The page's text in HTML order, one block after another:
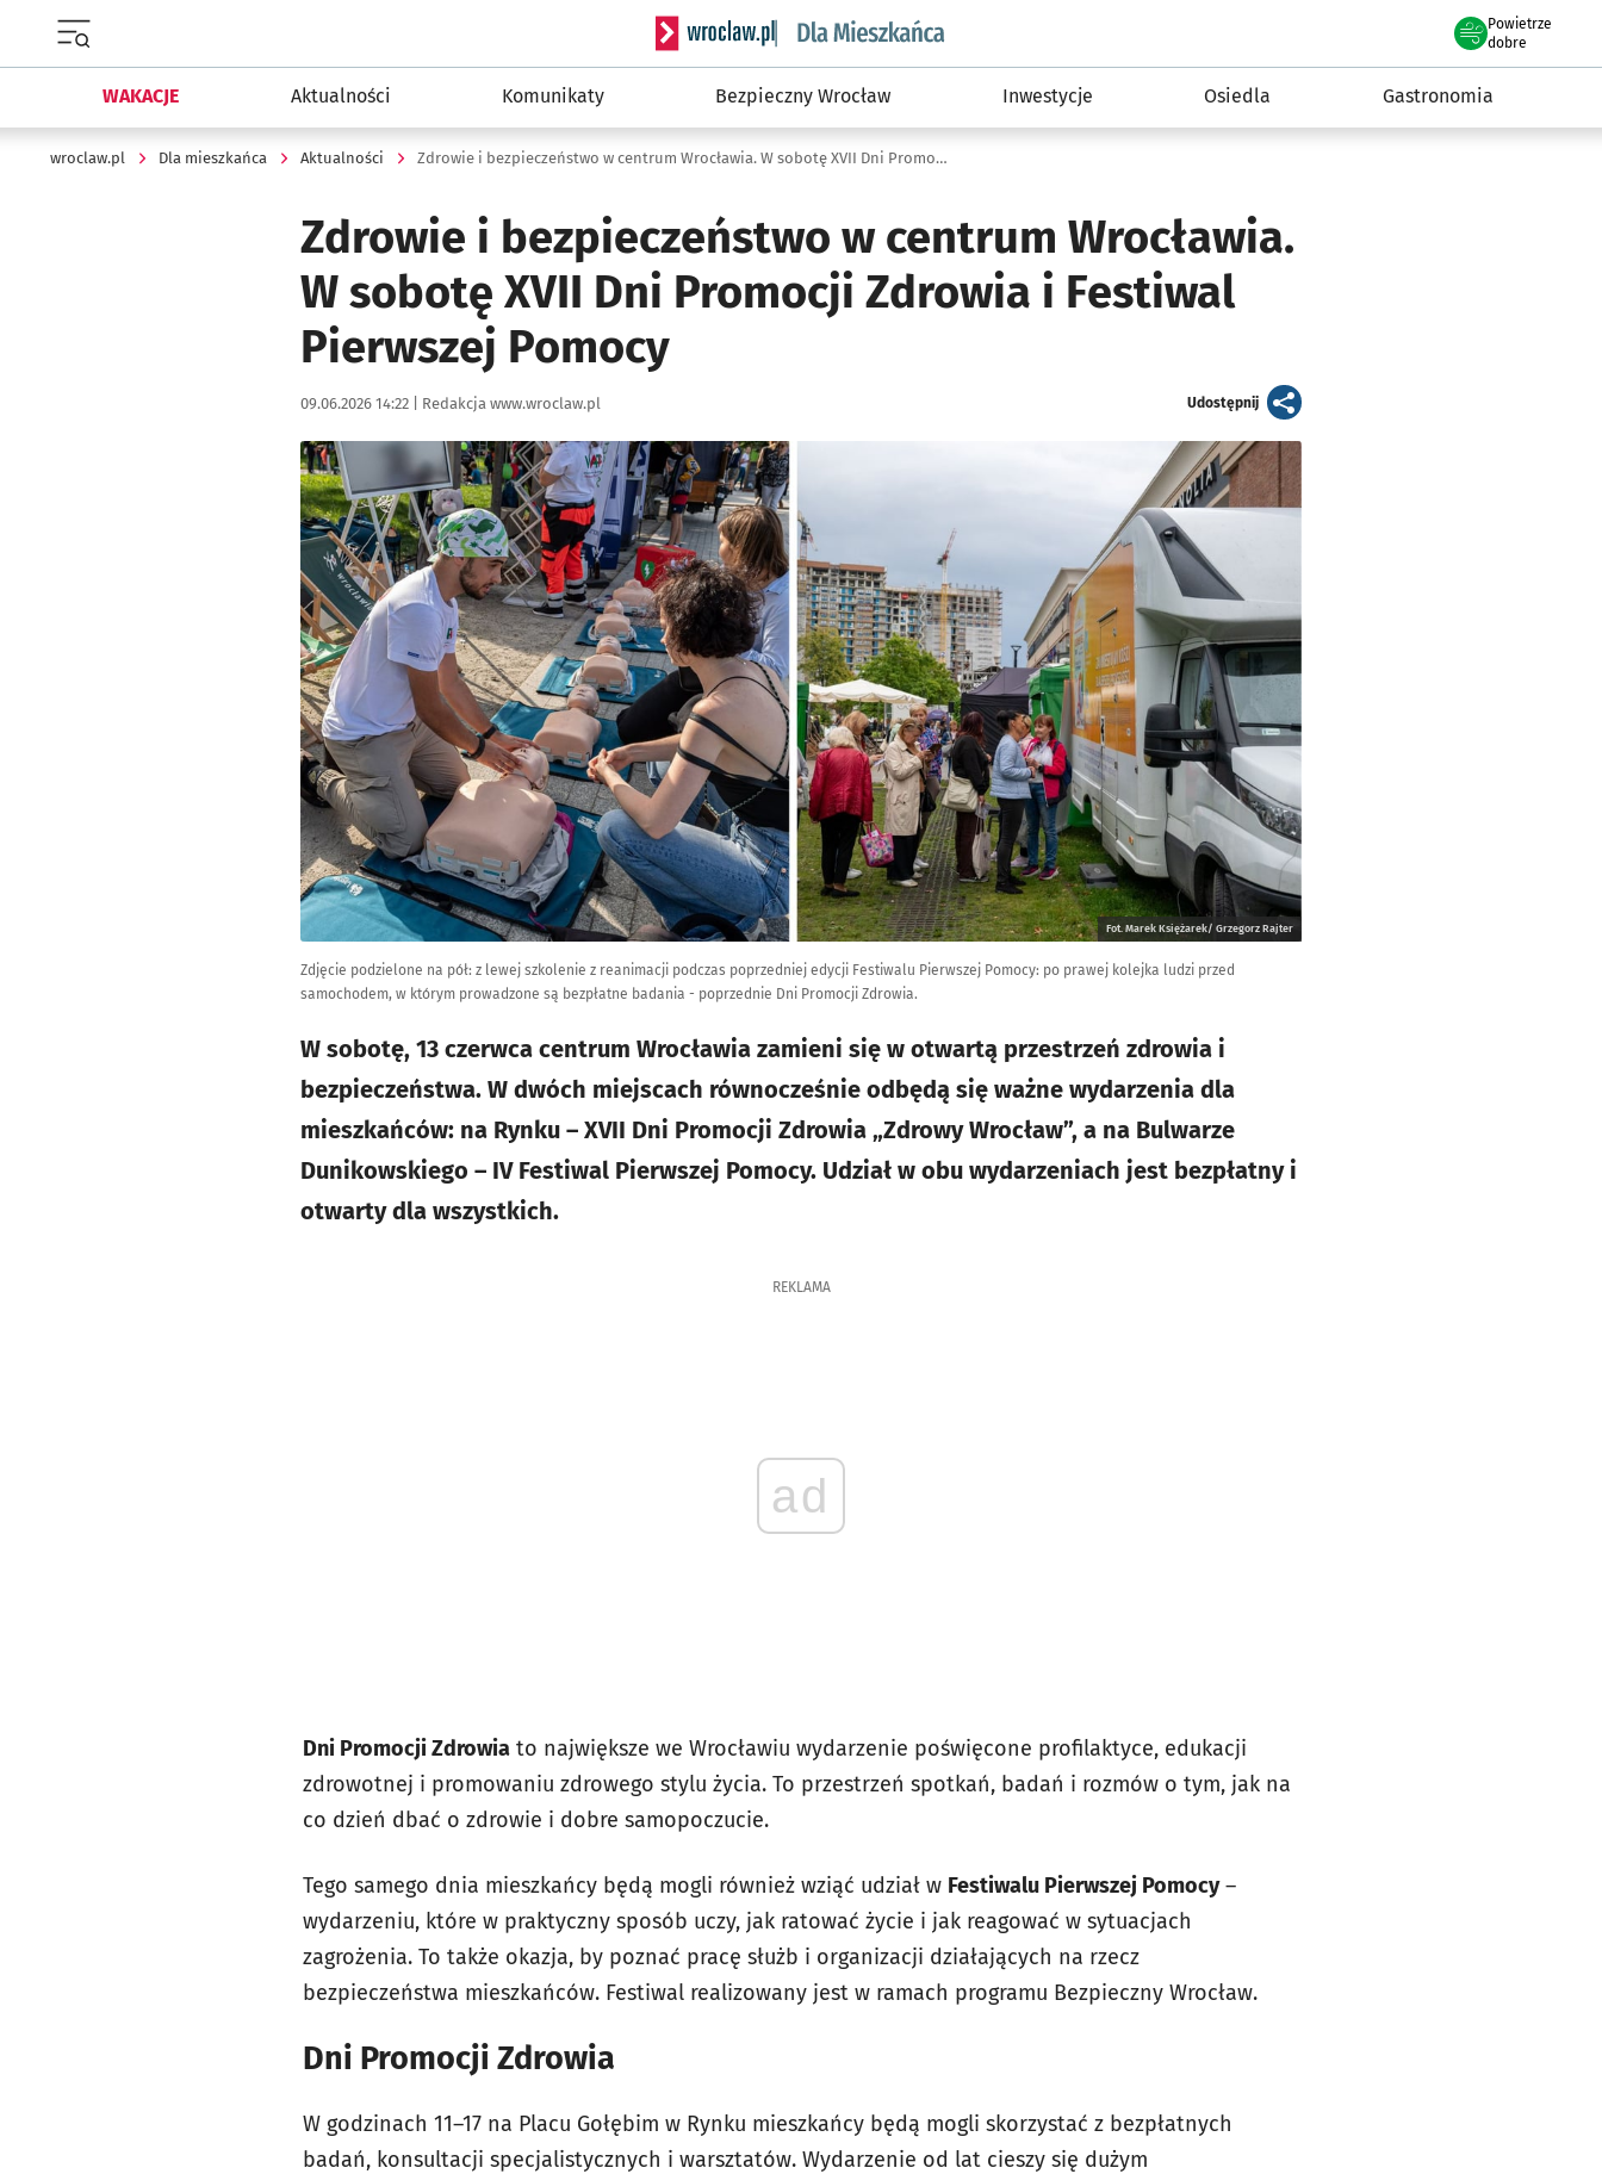
Serwis informacyjny wroclaw.pl podserwis: Dla mieszkańca
Powietrze
we Wrocławiu
dobre
WAKACJE Aktualności Komunikaty Bezpieczny Wrocław Inwestycje Osiedla Gastronomia
wroclaw.pl Dla mieszkańca Aktualności Zdrowie i bezpieczeństwo w centrum Wrocławia. W sobotę XVII Dni Promocji Zdrowia i Festiwal Pierwszej Pomocy
Zdrowie i bezpieczeństwo w centrum Wrocławia.
W sobotę XVII Dni Promocji Zdrowia i Festiwal
Pierwszej Pomocy
Data publikacji:
09.06.2026 14:22 | Autor:
Redakcja www.wroclaw.pl Udostępnijartykuł
Kliknij, aby powiększyć
Fot. Marek Księżarek/ Grzegorz Rajter
Zdjęcie podzielone na pół: z lewej szkolenie z reanimacji podczas poprzedniej edycji Festiwalu Pierwszej Pomocy: po prawej kolejka ludzi przed
samochodem, w którym prowadzone są bezpłatne badania - poprzednie Dni Promocji Zdrowia.
W sobotę, 13 czerwca centrum Wrocławia zamieni się w otwartą przestrzeń zdrowia i
bezpieczeństwa. W dwóch miejscach równocześnie odbędą się ważne wydarzenia dla
mieszkańców: na Rynku – XVII Dni Promocji Zdrowia „Zdrowy Wrocław”, a na Bulwarze
Dunikowskiego – IV Festiwal Pierwszej Pomocy. Udział w obu wydarzeniach jest bezpłatny i
otwarty dla wszystkich.
REKLAMA
ad
Dni Promocji Zdrowia to największe we Wrocławiu wydarzenie poświęcone profilaktyce, edukacji
zdrowotnej i promowaniu zdrowego stylu życia. To przestrzeń spotkań, badań i rozmów o tym, jak na
co dzień dbać o zdrowie i dobre samopoczucie.
Tego samego dnia mieszkańcy będą mogli również wziąć udział w Festiwalu Pierwszej Pomocy–
wydarzeniu, które w praktyczny sposób uczy, jak ratować życie i jak reagować w sytuacjach
zagrożenia. To także okazja, by poznać pracę służb i organizacji działających na rzecz
bezpieczeństwa mieszkańców. Festiwal realizowany jest w ramach programu Bezpieczny Wrocław.
Dni Promocji Zdrowia
W godzinach 11–17 na Placu Gołębim w Rynku mieszkańcy będą mogli skorzystać z bezpłatnych
badań, konsultacji specjalistycznych i warsztatów. Wydarzenie od lat cieszy się dużym